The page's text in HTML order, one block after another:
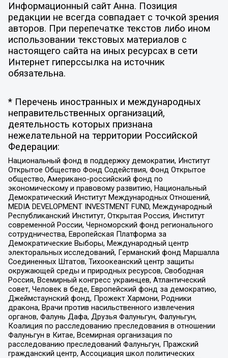
Информационный сайт Анна. Позиция
редакции не всегда совпадает с точкой зрения
авторов. При перепечатке текстов либо ином
использовании текстовых материалов с
настоящего сайта на иных ресурсах в сети
Интернет гиперссылка на источник
обязательна.
* Перечень иностранных и международных
неправительственных организаций,
деятельность которых признана
нежелательной на территории Российской
Федерации:
Национальный фонд в поддержку демократии, Институт
Открытое Общество Фонд Содействия, Фонд Открытое
общество, Американо-российский фонд по
экономическому и правовому развитию, Национальный
Демократический Институт Международных Отношений,
MEDIA DEVELOPMENT INVESTMENT FUND, Международный
Республиканский Институт, Открытая Россия, Институт
современной России, Черноморский фонд регионального
сотрудничества, Европейская Платформа за
Демократические Выборы, Международный центр
электоральных исследований, Германский фонд Маршалла
Соединенных Штатов, Тихоокеанский центр защиты
окружающей среды и природных ресурсов, Свободная
Россия, Всемирный конгресс украинцев, Атлантический
совет, Человек в беде, Европейский фонд за демократию,
Джеймстаунский фонд, Прожект Хармони, Родники
дракона, Врачи против насильственного извлечения
органов, Фалунь Дафа, Друзья Фалуньгун, Фалуньгун,
Коалиция по расследованию преследования в отношении
Фалуньгун в Китае, Всемирная организация по
расследованию преследований Фалуньгун, Пражский
гражданский центр, Ассоциация школ политических